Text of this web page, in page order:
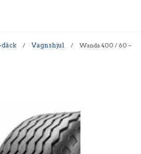
/ Vagnshjul /
Wanda 400 / 60 –